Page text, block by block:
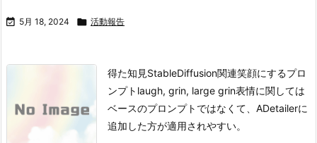
 5月 18, 2024  活動報告
得た知見StableDiffusion関連笑顔にするプロ
ンプト laugh, grin, large grin表情に関しては
ベースのプロンプトではなくて、ADetailerに
追加した方が適用されやすい。